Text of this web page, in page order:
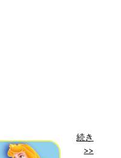
続き
>>